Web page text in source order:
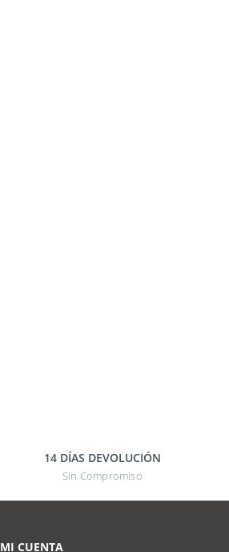
14 DÍAS DEVOLUCIÓN
Sin Compromiso
MI CUENTA